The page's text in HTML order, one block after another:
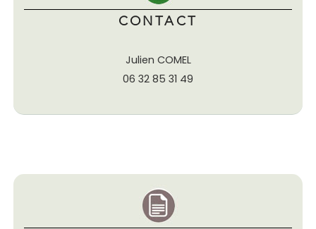
CONTACT
Julien COMEL
06 32 85 31 49